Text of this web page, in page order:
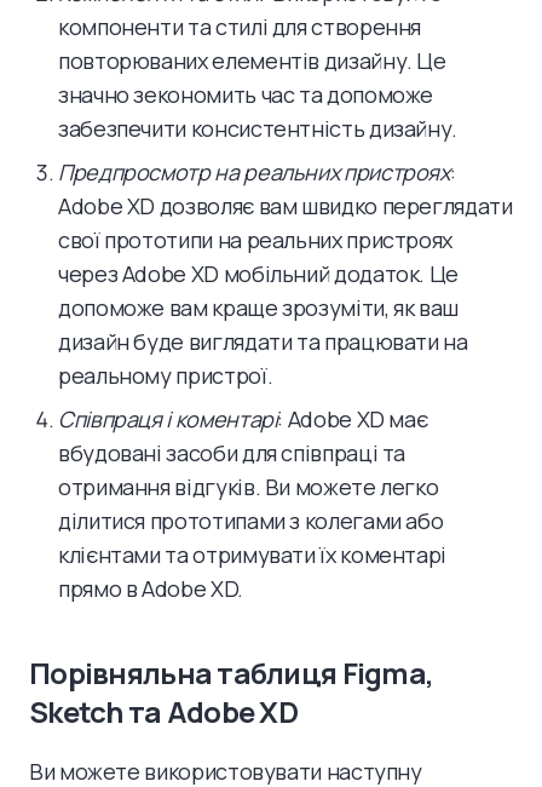
компоненти та стилі для створення
повторюваних елементів дизайну. Це
значно зекономить час та допоможе
забезпечити консистентність дизайну.
Предпросмотр на реальних пристроях:
Adobe XD дозволяє вам швидко переглядати
свої прототипи на реальних пристроях
через Adobe XD мобільний додаток. Це
допоможе вам краще зрозуміти, як ваш
дизайн буде виглядати та працювати на
реальному пристрої.
Співпраця і коментарі: Adobe XD має
вбудовані засоби для співпраці та
отримання відгуків. Ви можете легко
ділитися прототипами з колегами або
клієнтами та отримувати їх коментарі
прямо в Adobe XD.
Порівняльна таблиця Figma,
Sketch та Adobe XD
Ви можете використовувати наступну